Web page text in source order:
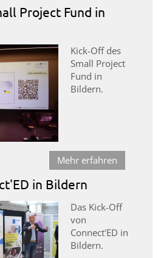
Project Fund in
Kick-Off des
Small Project
Fund in
Bildern.
Mehr erfahren
in Bildern
Das Kick-Off
von
Connect'ED in
Bildern.